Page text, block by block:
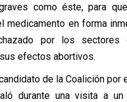
como éste, para
medicamento en forma
por los sectores
efectos abortivos.
de la Coalición por
durante una visita a